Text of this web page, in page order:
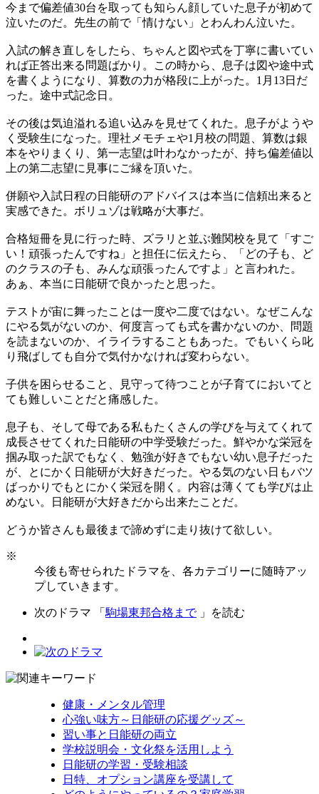
今まで偏差値30台を取っても知らん顔していた息子が初めて
泣いたのだ。先生の前で「情けない」とわんわん泣いた。
入試の解き直しをしたら、ちゃんと図や式を丁寧に書いてい
れば正答出来る問題ばかり。この時から、息子は図や途中式
を書くようになり、算数の力が格段に上がった。1月13日だ
った。途中式記念日。
その後は気迫溢れる追い込みを見せてくれた。息子がようや
く受験生になった。理社メモチェや1月校の問題、算数は銀
本をやりまくり、第一志望は叶わなかったが、持ち偏差値以
上の第二志望に見事にご縁を頂いた。
併願や入試日程の日能研のアドバイスは本当に信頼出来ると
実感できた。ボリュゾは戦略が大事だ。
合格短冊を見に行った時、ズラリと並ぶ難関校を見て「すご
い！頑張ったんですね」と担任に伝えたら、「どの子も、ど
のクラスの子も、みんな頑張ったんですよ」と言われた。
あぁ、本当に日能研で良かったと思った。
テストが宙に舞ったことは一度や二度ではない。なぜこんな
にやる気がないのか、何度言っても式を書かないのか、問題
を読まないのか、イライラすることもあった。でもいくら叱
り飛ばしても自分で気付かなければ変わらない。
子供を困らせること、見守って待つことが子育てにおいてと
ても難しいことだと痛感した。
息子も、そして母である私もたくさんの学びを与えてくれて
成長させてくれた日能研の中学受験だった。鮮やかな栄冠を
掴み取った訳でもなく、勉強が好きでもない幼い息子だった
が、とにかく日能研が大好きだった。やる気のない日もバツ
ばっかりでもとにかく栄冠を開く。内容は薄くても学びは止
めない。日能研が大好きだから出来たことだ。
どうか皆さんも最後まで諦めずに走り抜けて欲しい。
※
今後も寄せられたドラマを、各カテゴリーに随時アッ
プしていきます。
次のドラマ 「 駒場東邦合格まで」を読む
健康・メンタル管理
心強い味方～日能研の応援グッズ～
習い事と日能研の両立
学校説明会・文化祭を活用しよう
日能研の学習・受験相談
日特、オプション講座を受講して